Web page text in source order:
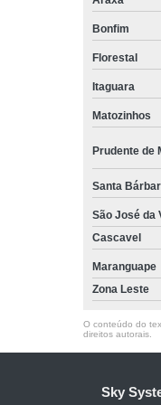
Bonfim
Florestal
Itaguara
Matozinhos
Prudente de
Santa
São José da
Cascavel
Maranguape
Zona Leste
O conteúdo do
direitos autorais
Sky